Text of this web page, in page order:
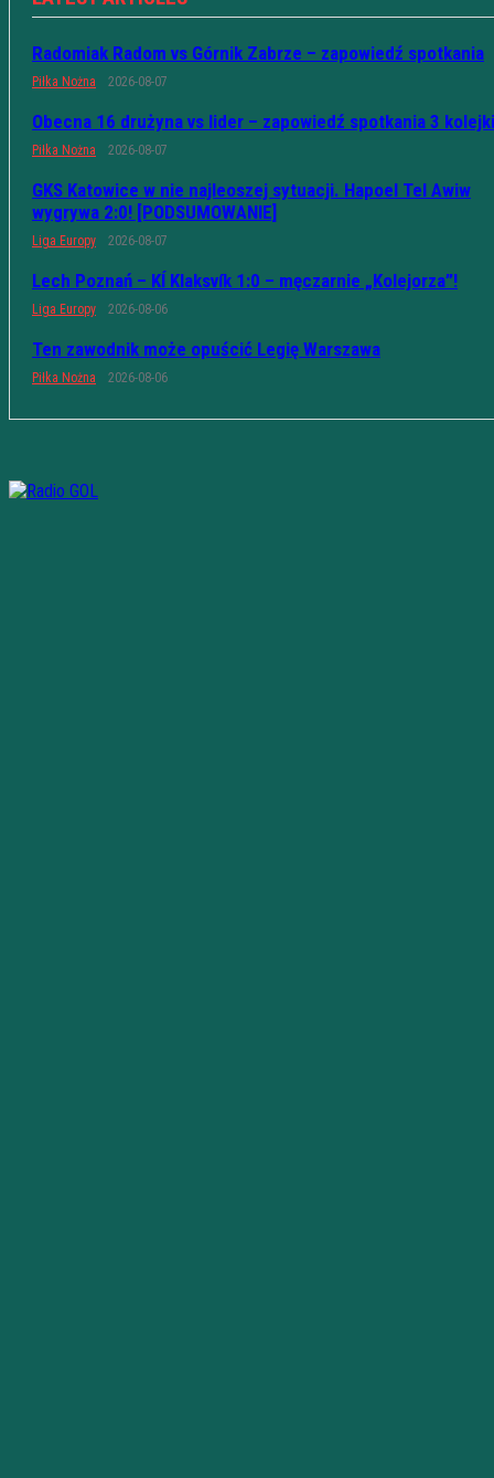
Radomiak Radom vs Górnik Zabrze – zapowiedź spotkania
Piłka Nożna 2026-08-07
Obecna 16 drużyna vs lider – zapowiedź spotkania 3 kolejki
Piłka Nożna 2026-08-07
GKS Katowice w nie najleoszej sytuacji. Hapoel Tel Awiw
wygrywa 2:0! [PODSUMOWANIE]
Liga Europy 2026-08-07
Lech Poznań – KÍ Klaksvík 1:0 – męczarnie „Kolejorza”!
Liga Europy 2026-08-06
Ten zawodnik może opuścić Legię Warszawa
Piłka Nożna 2026-08-06